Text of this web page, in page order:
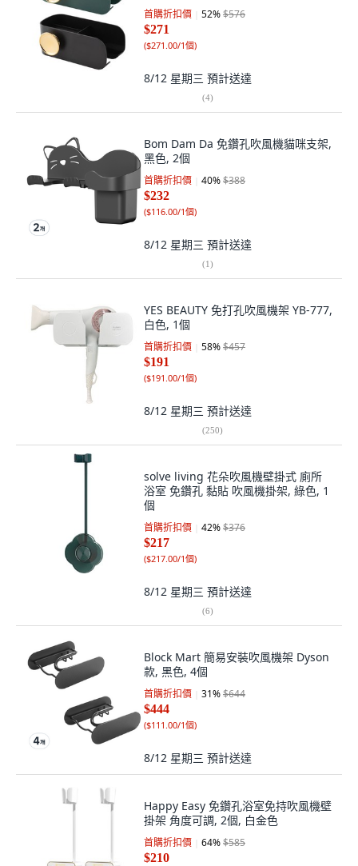
首購折扣價 52%$576
$271
($271.00/1個)
8/12 星期三 預計送達
(4)
Bom Dam Da 免鑽孔吹風機貓咪支架,
黑色, 2個
首購折扣價 40%$388
$232
($116.00/1個)
8/12 星期三 預計送達
(1)
YES BEAUTY 免打孔吹風機架 YB-777,
白色, 1個
首購折扣價 58%$457
$191
($191.00/1個)
8/12 星期三 預計送達
(250)
solve living 花朵吹風機壁掛式 廁所
浴室 免鑽孔 黏貼 吹風機掛架, 綠色, 1
個
首購折扣價 42%$376
$217
($217.00/1個)
8/12 星期三 預計送達
(6)
Block Mart 簡易安裝吹風機架 Dyson
款, 黑色, 4個
首購折扣價 31%$644
$444
($111.00/1個)
8/12 星期三 預計送達
Happy Easy 免鑽孔浴室免持吹風機壁
掛架 角度可調, 2個, 白金色
首購折扣價 64%$585
$210